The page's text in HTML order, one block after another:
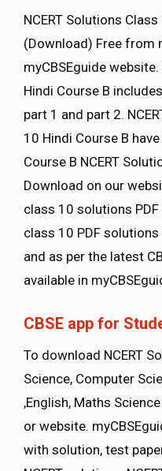
NCERT Solutions
(Download) Free from
myCBSEguide
Hindi Course B
part 1 and part 2.
10 Hindi Course B
Course B NCERT
Download on our
class 10 solutions
class 10 PDF
and as per the latest
available in
CBSE app for
To download NCERT
Science, Computer
,English, Maths
or website.
with solution, test